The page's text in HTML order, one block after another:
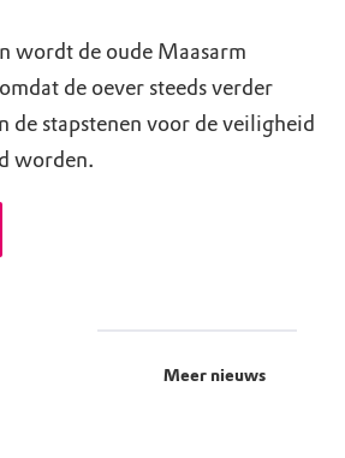
wordt de oude Maasarm
de oever steeds verder
de stapstenen voor de veiligheid
worden.
Meer nieuws